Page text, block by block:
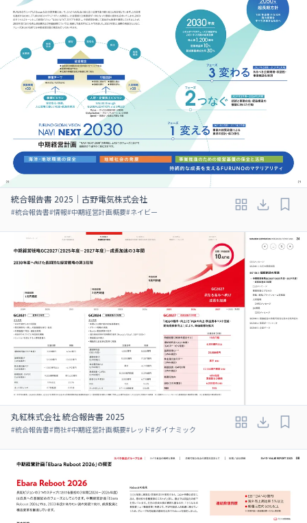
統合報告書 2025｜古野電気株式会社
#統合報告書#情報#中期経営計画概要#ネイビー
丸紅株式会社 統合報告書 2025
#統合報告書#商社#中期経営計画概要#レッド#ダイナミック